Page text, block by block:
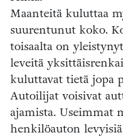
Maanteitä kuluttaa
suurentunut koko.
toisaalta on
leveitä
kuluttavat tietä jopa
Autoilijat voisivat
ajamista. Useimmat
henkilöauton